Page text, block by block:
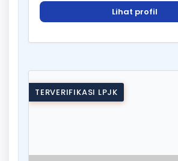
Lihat profil
TERVERIFIKASI LPJK